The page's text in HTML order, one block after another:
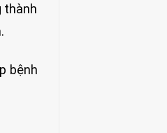
thành
bệnh